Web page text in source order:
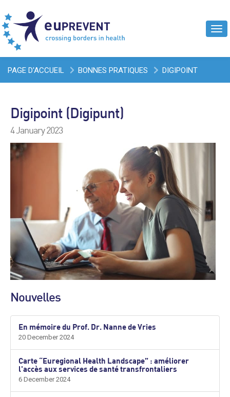
PAGE D'ACCUEIL BONNES PRATIQUES DIGIPOINT
Digipoint (Digipunt)
4 January 2023
Nouvelles
En mémoire du Prof. Dr. Nanne de Vries
20 December 2024
Carte “Euregional Health Landscape” : améliorer
l'accès aux services de santé transfrontaliers
6 December 2024